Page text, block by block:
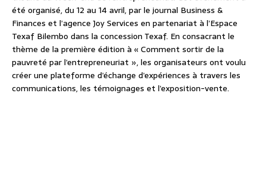
été organisé, du 12 au 14 avril, par le journal Business &
Finances et l’agence Joy Services en partenariat à l’Espace
Texaf Bilembo dans la concession Texaf. En consacrant le
thème de la première édition à « Comment sortir de la
pauvreté par l’entrepreneuriat », les organisateurs ont voulu
créer une plateforme d’échange d’expériences à travers les
communications, les témoignages et l’exposition-vente.